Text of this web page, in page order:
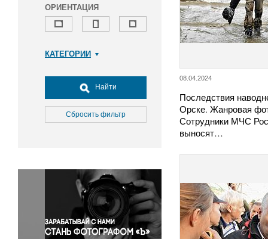
ОРИЕНТАЦИЯ
КАТЕГОРИИ
Досуг, туризм и отдых
Культура
Медицина
Окружающая среда
Политика
Правосудие
Происшествия и конфликты
Религия
Найти
Сбросить фильтр
08.04.2024
Последствия
Орске. Жанровая
Сотрудники МЧС
выносят…